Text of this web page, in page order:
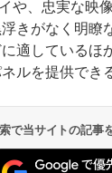
や、忠実な映
きがなく明瞭
適しているほ
ルを提供でき
で当サイトの記事